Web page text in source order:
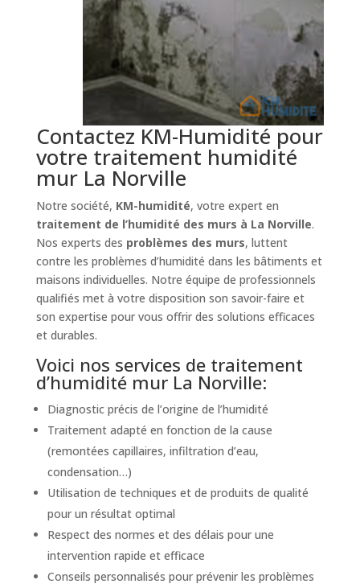
Contactez KM-Humidité pour
votre traitement humidité
mur La Norville
Notre société, KM-humidité, votre expert en
traitement de l’humidité des murs à La Norville.
Nos experts des problèmes des murs, luttent
contre les problèmes d’humidité dans les bâtiments et
maisons individuelles. Notre équipe de professionnels
qualifiés met à votre disposition son savoir-faire et
son expertise pour vous offrir des solutions efficaces
et durables.
Voici nos services de traitement
d’humidité mur La Norville:
Diagnostic précis de l’origine de l’humidité
Traitement adapté en fonction de la cause
(remontées capillaires, infiltration d’eau,
condensation…)
Utilisation de techniques et de produits de qualité
pour un résultat optimal
Respect des normes et des délais pour une
intervention rapide et efficace
Conseils personnalisés pour prévenir les problèmes